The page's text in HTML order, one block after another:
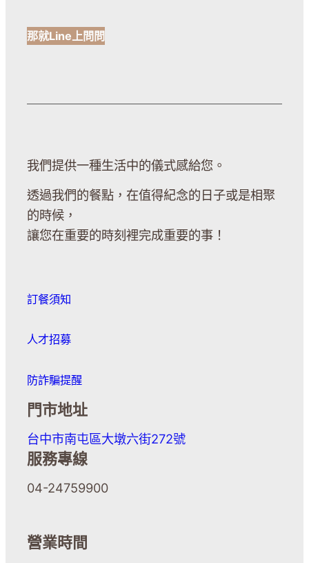
那就Line上問問
我們提供一種生活中的儀式感給您。
透過我們的餐點，在值得紀念的日子或是相聚
的時候，
讓您在重要的時刻裡完成重要的事！
訂餐須知
人才招募
防詐騙提醒
門市地址
台中市南屯區大墩六街272號
服務專線
04-24759900
營業時間